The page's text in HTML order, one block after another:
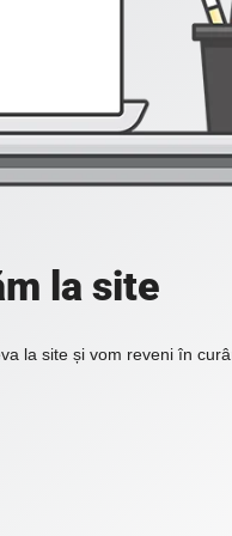
la site
la site și vom reveni în